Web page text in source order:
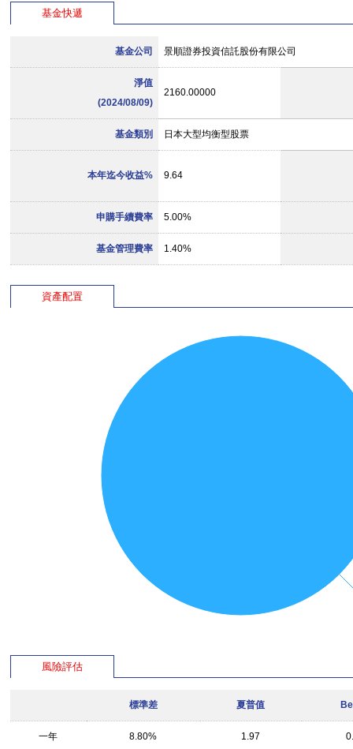
基金快遞
基金公司 景順證券投資信託股份有限公司
淨值
(2024/08/09)
2160.00000
基金類別 日本大型均衡型股票
本年迄今收益% 9.64
申購手續費率 5.00%
基金管理費率 1.40%
資產配置
風險評估
標準差 夏普值
一年 8.80% 1.97